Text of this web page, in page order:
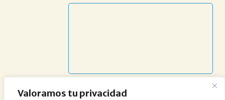
Valoramos tu privacidad